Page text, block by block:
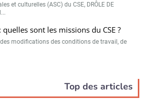
et culturelles (ASC) du CSE, DRÔLE DE
sont les missions du CSE ?
modifications des conditions de travail, de
Top des articles